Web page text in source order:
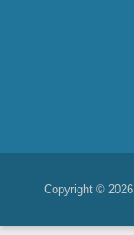
Copyright © 2026